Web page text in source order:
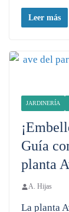
Leer más
JARDINERÍA
Guía
planta
A. Hijas
La planta